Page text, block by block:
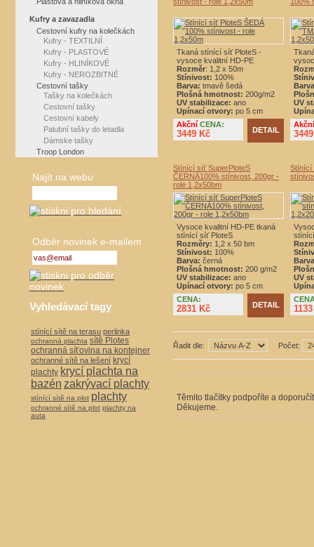
Tkaná stínící síť PloteS -
vysoce kvalitní HD-PE
Rozměr: 1,2 x 50m
Stínivost: 100%
Barva: tmavě šedá
Plošná hmotnost: 200g/m2
UV stabilizace: ano
Upínací otvory: po 5 cm
UV
Akční CENA:
3449 Kč DETAIL
Akční
Stínící síť SuperPloteS
ČERNÁ100% stínivost, 200gr -
role 1,2x50bm
Stínící
Vysoce kvalitní HD-PE tkaná
stínící síť PloteS
Rozměry: 1,2 x 50 bm
Stínivost: 100%
Barva: černá
Plošná hmotnost: 200 g/m2
UV stabilizace: ano
Upínací otvory: po 5 cm
UV
CENA:
2831 Kč DETAIL
Řadit dle: Počet:
Těmito tlačítky podpoříte a
Děkujeme.
Kufry a zavazadla
Cestovní kufry na kolečkách
Kufry - TEXTILNÍ
Kufry - PLASTOVÉ
Kufry - HLINÍKOVÉ
Kufry - NEROZBITNÉ
Cestovní tašky
Tašky na kolečkách
Cestovní tašky
Cestovní kabely
Palubní tašky do letadla
Dámske tašky
Troop London
Najít na webu
Odběr novinek e-mailem
Vyhledávací tagy
stínící sítě na terasu perlinka
ochranná plachta sítě Plotes
ochranná síťovina na kontejner
ochranné sítě na lešení krycí
plachty krycí plachta na
bazén zakrývací plachty
stínící sítě na plot plachty
ochranné sítě na plot plachty na
auta